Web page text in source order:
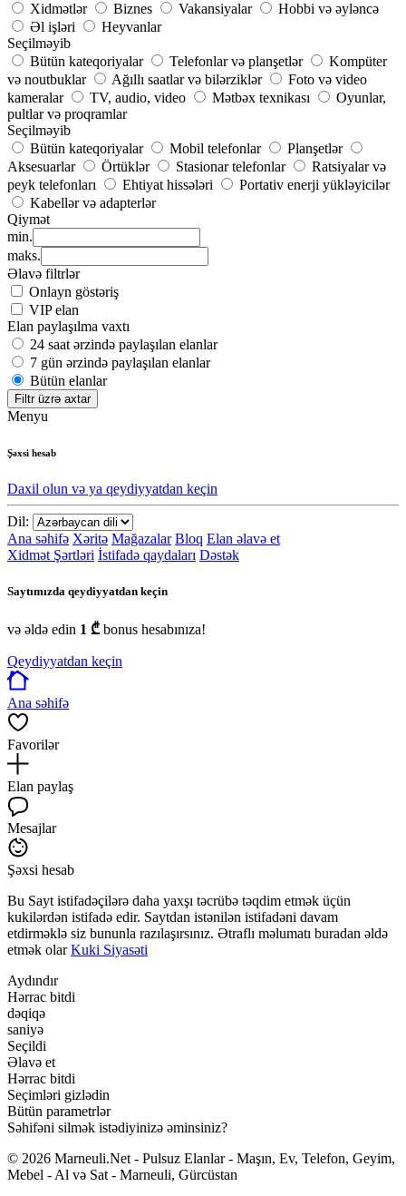
Xidmətlər
Biznes Vakansiyalar
Hobbi və əyləncə
Əl işləri
Heyvanlar
Seçilməyib
Bütün kateqoriyalar
Telefonlar və planşetlər
Kompüter
və noutbuklar
Ağıllı saatlar və bilərziklər
Foto və video
kameralar
TV, audio, video Mətbəx texnikası
Oyunlar,
pultlar və proqramlar
Seçilməyib
Bütün kateqoriyalar
Mobil telefonlar
Planşetlər
Aksesuarlar
Örtüklər Stasionar telefonlar
Ratsiyalar və
peyk telefonları
Ehtiyat hissələri
Portativ enerji yükləyicilər
Kabellər və adapterlər
Qiymət
min.
maks.
Əlavə filtrlər
Onlayn göstəriş
VIP elan
Elan paylaşılma vaxtı
24 saat ərzində paylaşılan elanlar
7 gün ərzində paylaşılan elanlar
Bütün elanlar
Filtr üzrə axtar
Menyu
Şəxsi hesab
Daxil olun və ya qeydiyyatdan keçin
Dil:
Ana səhifə Xəritə Mağazalar Bloq Elan əlavə et
Xidmət Şərtləri İstifadə qaydaları Dəstək
Saytımızda qeydiyyatdan keçin
və əldə edin 1 ₾ bonus hesabınıza!
Qeydiyyatdan keçin
Ana səhifə
Favorilər
Elan paylaş
Mesajlar
Şəxsi hesab
Bu Sayt istifadəçilərə daha yaxşı təcrübə təqdim etmək üçün
kukilərdən istifadə edir. Saytdan istənilən istifadəni davam
etdirməklə siz bununla razılaşırsınız. Ətraflı məlumatı buradan əldə
etmək olarKuki Siyasəti
Aydındır
Hərrac bitdi
dəqiqə
saniyə
Seçildi
Əlavə et
Hərrac bitdi
Seçimləri gizlədin
Bütün parametrlər
Səhifəni silmək istədiyinizə əminsiniz?
© 2026 Marneuli.Net - Pulsuz Elanlar - Maşın, Ev, Telefon, Geyim,
Mebel - Al və Sat - Marneuli, Gürcüstan